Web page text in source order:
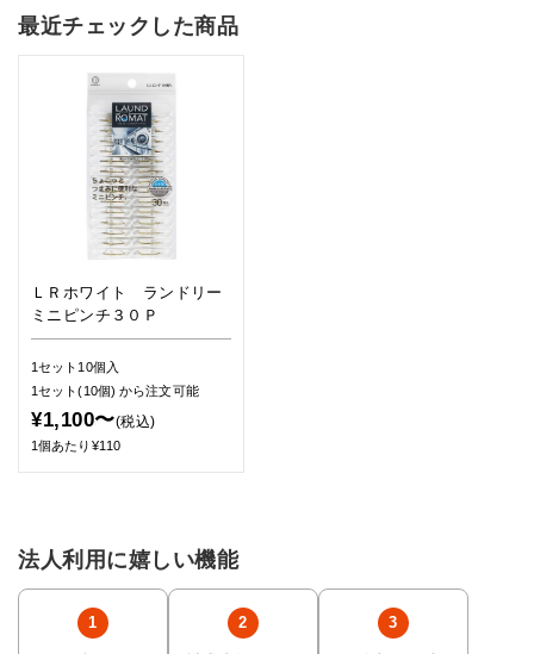
最近チェックした商品
ＬＲホワイト ランドリー
ミニピンチ３０Ｐ
1セット10個入
1セット(10個)から注文可能
¥1,100〜(税込)
1個あたり¥110
法人利用に嬉しい機能